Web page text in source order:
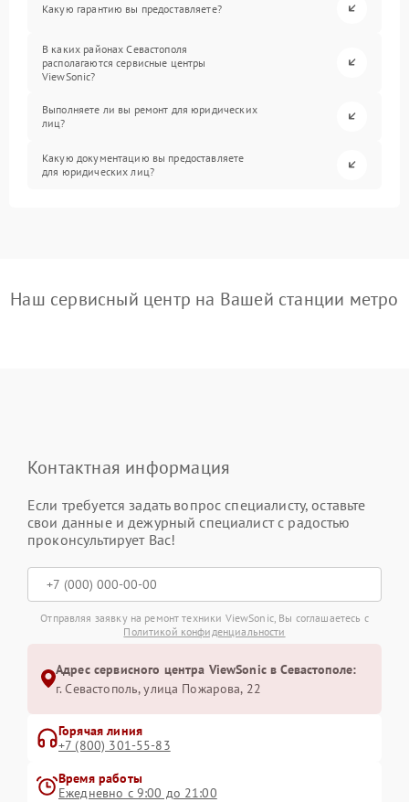
Какую гарантию вы предоставляете?
В каких районах Севастополя
располагаются сервисные центры
ViewSonic?
Выполняете ли вы ремонт для юридических
лиц?
Какую документацию вы предоставляете
для юридических лиц?
Наш сервисный центр на Вашей станции метро
Контактная информация
Если требуется задать вопрос специалисту, оставьте
свои данные и дежурный специалист с радостью
проконсультирует Вас!
Отправляя заявку на ремонт техники ViewSonic, Вы соглашаетесь с
Политикой конфиденциальности
Адрес сервисного центра ViewSonic в Севастополе:
г. Севастополь, улица Пожарова, 22
Горячая линия
+7 (800) 301-55-83
Время работы
Ежедневно с 9:00 до 21:00